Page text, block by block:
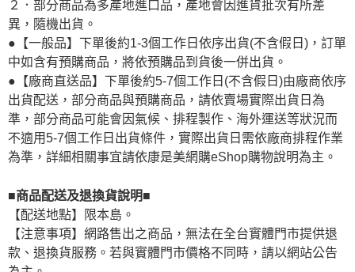
２．部分商品為多產地進口品，產地會因進貨批次有所差
異，隨機出貨。
●【一般品】下單後約1-3個工作日依序出貨(不含假日)，訂單
中如含有預購商品，將依預購品到貨後一併出貨。
●【廠商直送品】下單後約5-7個工作日(不含假日)由廠商依序
出貨配送，部分商品與預購商品，請依賣場實際出貨日為
準，部分商品可能會因氣候、排程製作、海外運送等狀況而
不適用5-7個工作日出貨條件，實際出貨日需依廠商排程作業
為準，詳細相關事宜請依康是美網購eShop購物說明為主。
■商品配送及退換貨說明■
【配送地點】限本島。
【注意事項】網路售出之商品，無法在全台實體門市提供退
款、退換貨服務。若與實體門市價格不同時，請以網站公告